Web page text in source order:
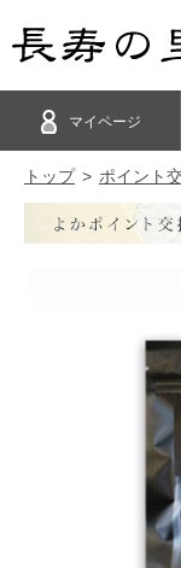
マイページ
トップ ポイント